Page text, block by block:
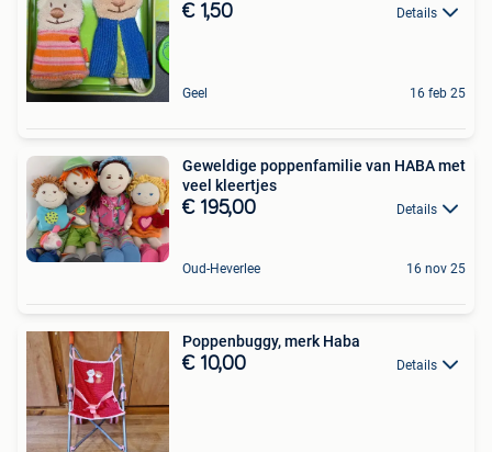
€ 1,50 Details
Geel 16 feb 25
Geweldige poppenfamilie van HABA met
veel kleertjes
€ 195,00 Details
Oud-Heverlee 16 nov 25
Poppenbuggy, merk Haba
€ 10,00 Details